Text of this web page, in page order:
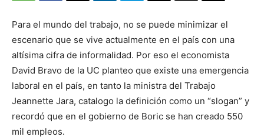
Para el mundo del trabajo, no se puede minimizar el
escenario que se vive actualmente en el país con una
altísima cifra de informalidad. Por eso el economista
David Bravo de la UC planteo que existe una emergencia
laboral en el país, en tanto la ministra del Trabajo
Jeannette Jara, catalogo la definición como un “slogan” y
recordó que en el gobierno de Boric se han creado 550
mil empleos.